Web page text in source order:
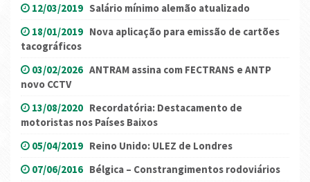
12/03/2019 Salário mínimo alemão atualizado
18/01/2019 Nova aplicação para emissão de cartões
tacográficos
03/02/2026 ANTRAM assina com FECTRANS e ANTP
novo CCTV
13/08/2020 Recordatória: Destacamento de
motoristas nos Países Baixos
05/04/2019 Reino Unido: ULEZ de Londres
07/06/2016 Bélgica – Constrangimentos rodoviários